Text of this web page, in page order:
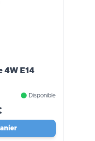
4W E14
Disponible